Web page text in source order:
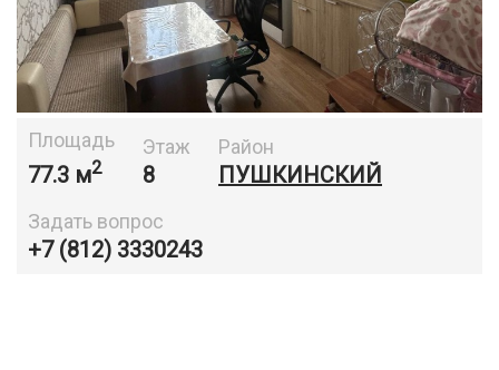
Площадь
77.3 м2
Этаж
8
Район
ПУШКИНСКИЙ
Задать вопрос
+7 (812) 3330243